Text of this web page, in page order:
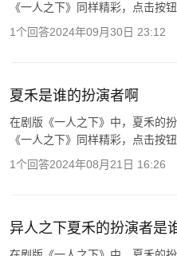
《一人之下》同样精彩，点击按
1个回答2024年09月30日 23:12
夏禾是谁的扮演者啊
在剧版《一人之下》中，夏禾的
《一人之下》同样精彩，点击按
1个回答2024年08月21日 16:26
异人之下夏禾的扮演者是